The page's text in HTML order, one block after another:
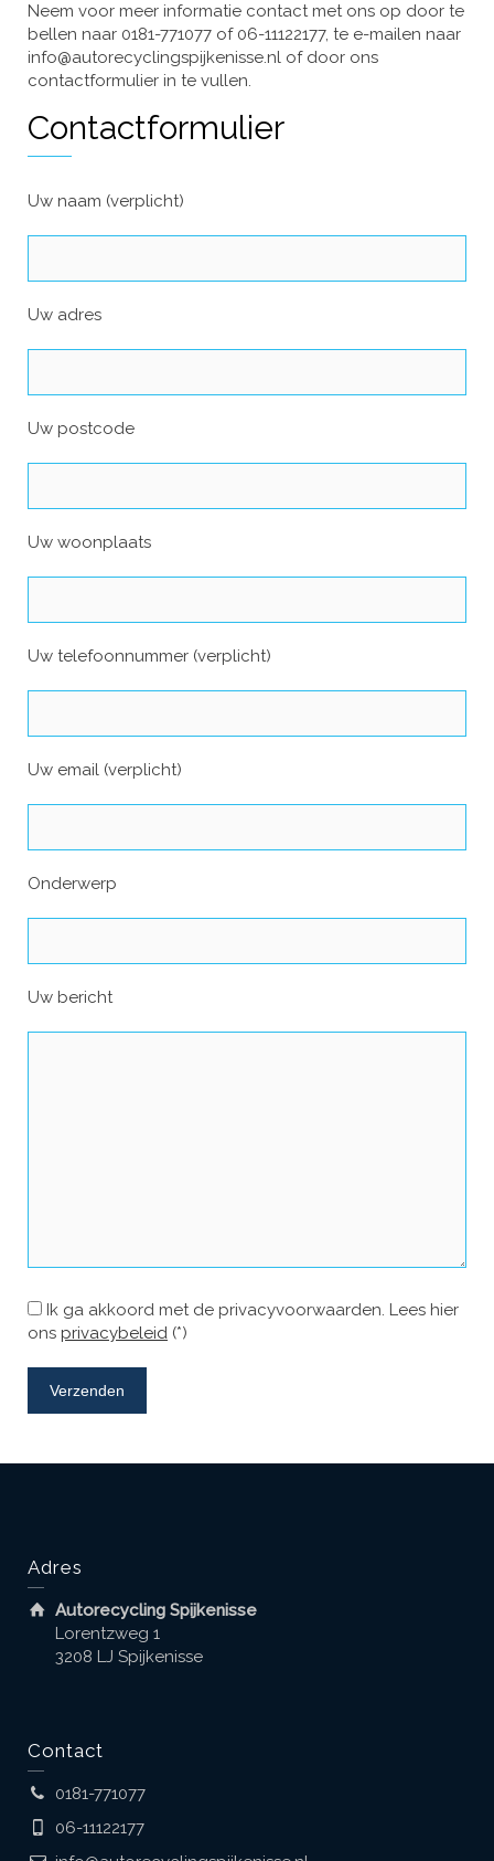
Neem voor meer informatie contact met ons op door te
bellen naar 0181-771077 of 06-11122177, te e-mailen naar
info@autorecyclingspijkenisse.nl of door ons
contactformulier in te vullen.
Contactformulier
Uw naam (verplicht)
Uw adres
Uw postcode
Uw woonplaats
Uw telefoonnummer (verplicht)
Uw email (verplicht)
Onderwerp
Uw bericht
Ik ga akkoord met de privacyvoorwaarden. Lees hier
ons privacybeleid (*)
Adres
Autorecycling Spijkenisse
Lorentzweg 1
3208 LJ Spijkenisse
Contact
0181-771077
06-11122177